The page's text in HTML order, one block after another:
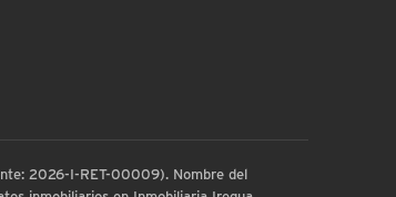
2026-I-RET-00009). Nombre del